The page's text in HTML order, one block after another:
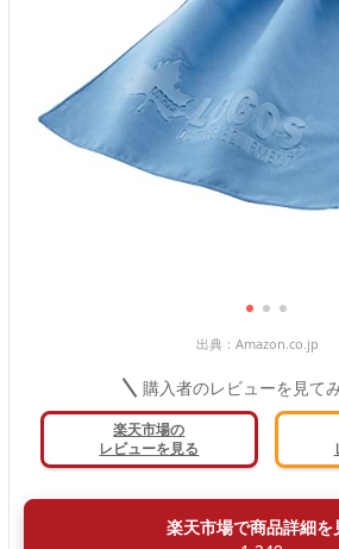
出典： Amazon.co.jp
購入者のレビューを見て
楽天市場の
レビューを見る
楽天市場で商品詳細を